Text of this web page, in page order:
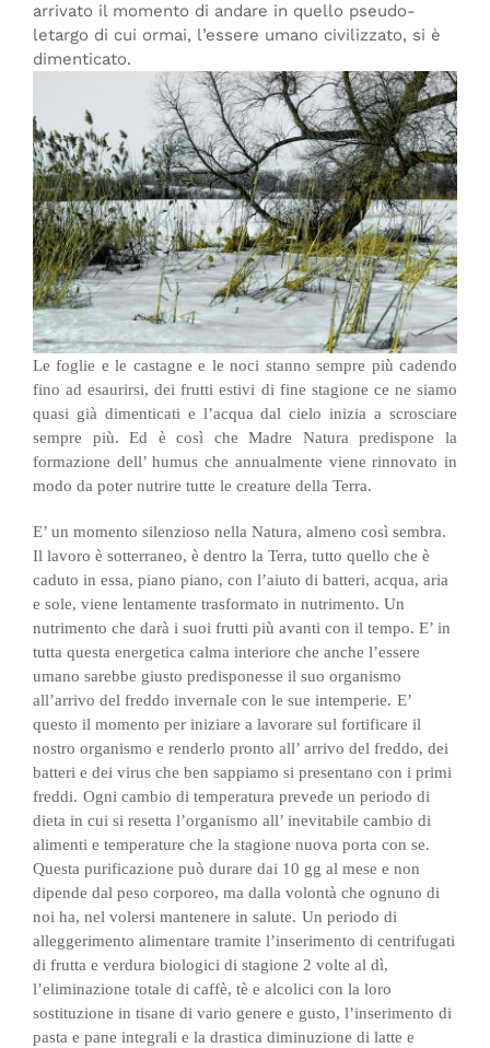
arrivato il momento di andare in quello pseudo-
letargo di cui ormai, l’essere umano civilizzato, si è
dimenticato.
Le foglie e le castagne e le noci stanno sempre più cadendo
fino ad esaurirsi, dei frutti estivi di fine stagione ce ne siamo
quasi già dimenticati e l’acqua dal cielo inizia a scrosciare
sempre più. Ed è così che Madre Natura predispone la
formazione dell’ humus che annualmente viene rinnovato in
modo da poter nutrire tutte le creature della Terra.
E’ un momento silenzioso nella Natura, almeno così sembra.
Il lavoro è sotterraneo, è dentro la Terra, tutto quello che è
caduto in essa, piano piano, con l’aiuto di batteri, acqua, aria
e sole, viene lentamente trasformato in nutrimento. Un
nutrimento che darà i suoi frutti più avanti con il tempo. E’ in
tutta questa energetica calma interiore che anche l’essere
umano sarebbe giusto predisponesse il suo organismo
all’arrivo del freddo invernale con le sue intemperie. E’
questo il momento per iniziare a lavorare sul fortificare il
nostro organismo e renderlo pronto all’ arrivo del freddo, dei
batteri e dei virus che ben sappiamo si presentano con i primi
freddi. Ogni cambio di temperatura prevede un periodo di
dieta in cui si resetta l’organismo all’ inevitabile cambio di
alimenti e temperature che la stagione nuova porta con se.
Questa purificazione può durare dai 10 gg al mese e non
dipende dal peso corporeo, ma dalla volontà che ognuno di
noi ha, nel volersi mantenere in salute. Un periodo di
alleggerimento alimentare tramite l’inserimento di centrifugati
di frutta e verdura biologici di stagione 2 volte al dì,
l’eliminazione totale di caffè, tè e alcolici con la loro
sostituzione in tisane di vario genere e gusto, l’inserimento di
pasta e pane integrali e la drastica diminuzione di latte e